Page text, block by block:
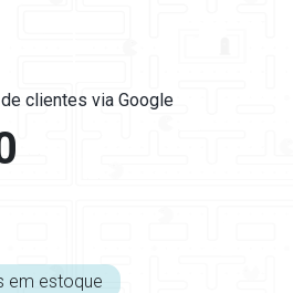
clientes via Google
em estoque